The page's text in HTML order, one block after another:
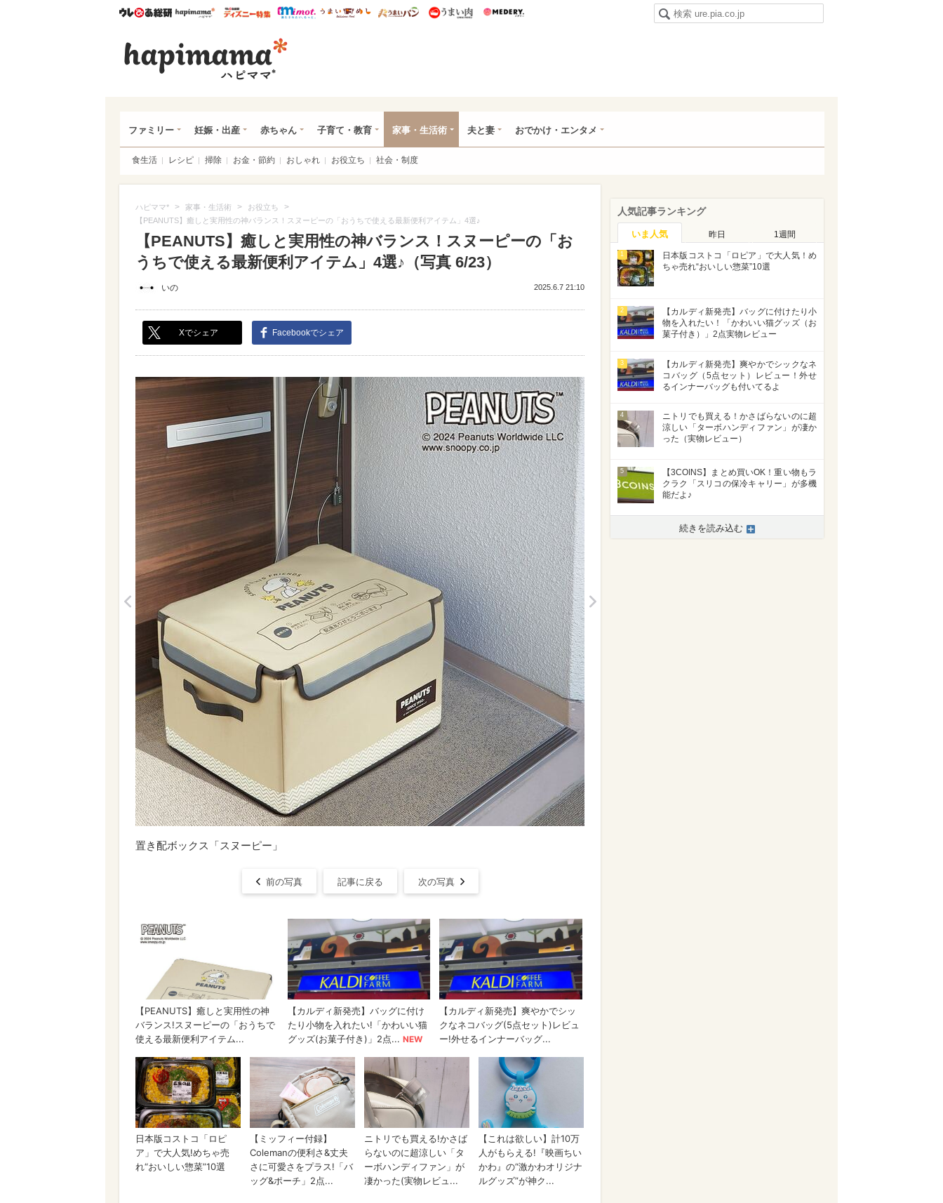
ウレぴあ総研ハピママ* ウレぴあ総研 ディズニー特集
mimot. うまいめし うまいパン うまい肉
ファミリー 妊娠・出産 赤ちゃん 子育て・教育 家事・生活術 夫と妻 おでかけ・エンタメ
食生活 レシピ 掃除 お金・節約 おしゃれ お役立ち 社会・制度
ハピママ* > 家事・生活術 > お役立ち >
【PEANUTS】癒しと実用性の神バランス！スヌーピーの「おうちで使える最新便利アイテム」4選♪
【PEANUTS】癒しと実用性の神バランス！スヌーピーの「お
うちで使える最新便利アイテム」4選♪（写真 6/23）
いの 2025.6.7 21:10
Xでシェア Facebookでシェア
置き配ボックス「スヌーピー」
前の写真 記事に戻る 次の写真
人気記事ランキング
いま人気 昨日 1週間
1
日本版コストコ「ロピア」で大人気！め
ちゃ売れ“おいしい惣菜”10選
2
【カルディ新発売】バッグに付けたり小
物を入れたい！「かわいい猫グッズ（お
菓子付き）」2点実物レビュー
3
【カルディ新発売】爽やかでシックなネ
コバッグ（5点セット）レビュー！外せ
るインナーバッグも付いてるよ
4
ニトリでも買える！かさばらないのに超
涼しい「ターボハンディファン」が凄か
った（実物レビュー）
5
【3COINS】まとめ買いOK！重い物もラ
クラク「スリコの保冷キャリー」が多機
能だよ♪
続きを読み込む